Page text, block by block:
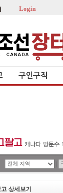
Login
구인구직
|
상세보기